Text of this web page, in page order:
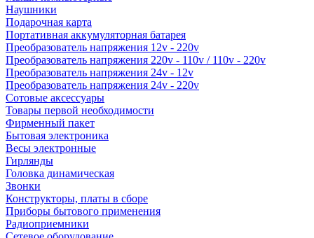
Наушники
Подарочная карта
Портативная аккумуляторная батарея
Преобразователь напряжения 12v - 220v
Преобразователь напряжения 220v - 110v / 110v - 220v
Преобразователь напряжения 24v - 12v
Преобразователь напряжения 24v - 220v
Сотовые аксессуары
Товары первой необходимости
Фирменный пакет
Бытовая электроника
Весы электронные
Гирлянды
Головка динамическая
Звонки
Конструкторы, платы в сборе
Приборы бытового применения
Радиоприемники